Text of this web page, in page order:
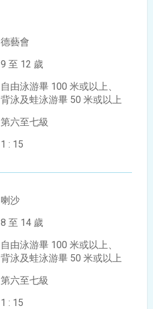
德藝會
9 至 12 歲
自由泳游畢 100 米或以上、
背泳及蛙泳游畢 50 米或以上
第六至七級
1 : 15
喇沙
8 至 14 歲
自由泳游畢 100 米或以上、
背泳及蛙泳游畢 50 米或以上
第六至七級
1 : 15